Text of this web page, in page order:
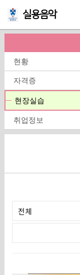
실용음악
현황
자격증
현장실습
취업정보